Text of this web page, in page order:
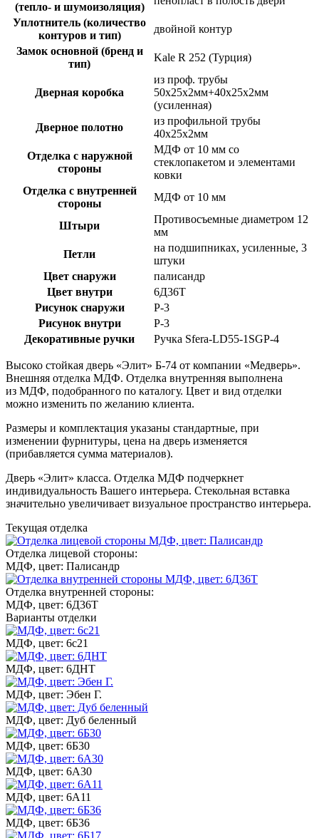
(тепло- и шумоизоляция)
Уплотнитель (количество
контуров и тип)
двойной контур
Замок основной (бренд и
тип)
Kale R 252 (Турция)
Дверная коробка
из проф. трубы
50х25х2мм+40х25х2мм
(усиленная)
Дверное полотно
из профильной трубы
40х25х2мм
Отделка с наружной
стороны
МДФ от 10 мм со
стеклопакетом и элементами
ковки
Отделка с внутренней
стороны
МДФ от 10 мм
Штыри
Противосъемные диаметром 12
мм
Петли
на подшипниках, усиленные, 3
штуки
Цвет снаружи
палисандр
Цвет внутри
6Д36Т
Рисунок снаружи
Р-3
Рисунок внутри
Р-3
Декоративные ручки
Ручка Sfera-LD55-1SGP-4
Высоко стойкая дверь «Элит» Б-74 от компании «Медверь».
Внешняя отделка МДФ. Отделка внутренняя выполнена
из МДФ, подобранного по каталогу. Цвет и вид отделки
можно изменить по желанию клиента.
Размеры и комплектация указаны стандартные, при
изменении фурнитуры, цена на дверь изменяется
(прибавляется сумма материалов).
Дверь «Элит» класса. Отделка МДФ подчеркнет
индивидуальность Вашего интерьера. Стекольная вставка
значительно увеличивает визуальное пространство интерьера.
Текущая отделка
Отделка лицевой стороны:
МДФ, цвет: Палисандр
Отделка внутренней стороны:
МДФ, цвет: 6Д36Т
Варианты отделки
МДФ, цвет: 6с21
МДФ, цвет: 6ДНТ
МДФ, цвет: Эбен Г.
МДФ, цвет: Дуб беленный
МДФ, цвет: 6Б30
МДФ, цвет: 6А30
МДФ, цвет: 6А11
МДФ, цвет: 6Б36